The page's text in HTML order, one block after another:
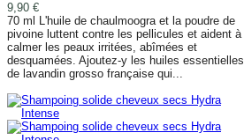
9,90 €
70 ml L'huile de chaulmoogra et la poudre de
pivoine luttent contre les pellicules et aident à
calmer les peaux irritées, abîmées et
desquamées. Ajoutez-y les huiles essentielles
de lavandin grosso française qui...